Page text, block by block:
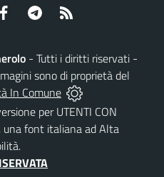
Facebook Telegram
- Tutti i diritti riservati -
sono di proprietà del
In Comune
per UTENTI CON
una font italiana ad Alta